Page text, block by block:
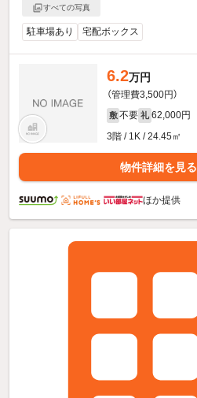
すべての写真
駐車場あり 宅配ボックス
6.2万円
（管理費3,500円）
敷 不要 礼 62,000円
3階 / 1K / 24.45㎡
物件詳細を見る
ほか提供